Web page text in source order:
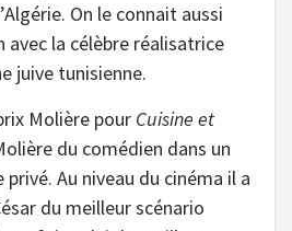
On le connait aussi
avec la célèbre réalisatrice
juive tunisienne.
Molière pour Cuisine et
du comédien dans un
Au niveau du cinéma il a
du meilleur scénario